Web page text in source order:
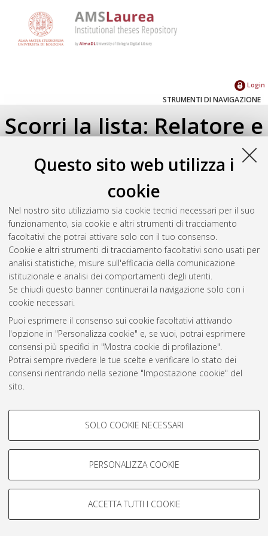
Questo sito web utilizza i
cookie
Nel nostro sito utilizziamo sia cookie tecnici necessari per il suo
funzionamento, sia cookie e altri strumenti di tracciamento
facoltativi che potrai attivare solo con il tuo consenso.
Cookie e altri strumenti di tracciamento facoltativi sono usati per
analisi statistiche, misure sull'efficacia della comunicazione
istituzionale e analisi dei comportamenti degli utenti.
Se chiudi questo banner continuerai la navigazione solo con i
cookie necessari.
Puoi esprimere il consenso sui cookie facoltativi attivando
l'opzione in "Personalizza cookie" e, se vuoi, potrai esprimere
consensi più specifici in "Mostra cookie di profilazione".
Potrai sempre rivedere le tue scelte e verificare lo stato dei
consensi rientrando nella sezione "Impostazione cookie" del
sito.
COOKIE DI PROFILAZIONE -
Si tratta di cookie utilizzati per analizzare le caratteristiche della
navigazione degli utenti, creare profili in base al loro comportamento
Mostra cookie di profilazione
COOKIE TECNICI - NECESSARI
SOLO COOKIE NECESSARI
PERSONALIZZA COOKIE
ACCETTA TUTTI I COOKIE
Login
STRUMENTI DI NAVIGAZIONE
Scorri la lista: Relatore e
Correlatore
Seleziona un valore dall'elenco sottostante.
2018(1)
Atom
Rss 1.0
Rss 2.0
AMS Laurea
Servizio implementato e gestito da AlmaDL
Impostazioni Cookie
© ALMA MATER STUDIORUM - Università di Bologna, 2007-2026.